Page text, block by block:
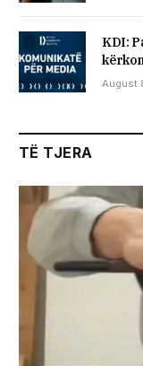
KDI:
August
TË TJERA